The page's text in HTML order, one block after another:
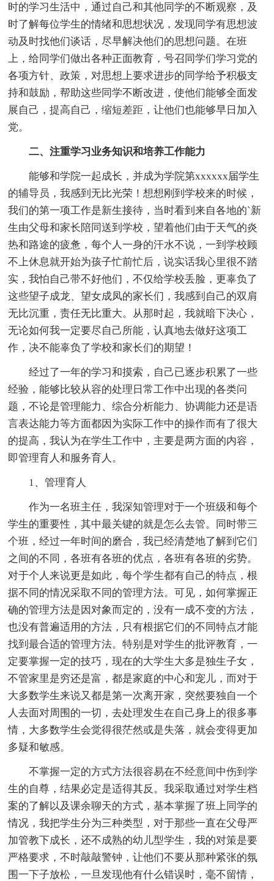
时的学习生活中，通过自己和其他同学的不断观察，及
时了解每位学生的情绪和思想状况，发现同学有思想波
动及时找他们谈话，尽早解决他们的思想问题。在班
上，给同学们做出各种正面教育，号召同学们学习党的
各项方针、政策，对思想上要求进步的同学给予积极支
持和鼓励，帮助这些同学不断改进，使他们能够全面发
展自己，提高自己，缩短差距，让他们也能够早日加入
党。
二、注重学习业务知识和培养工作能力
能够和学院一起成长，并成为学院第xxxxxx届学生
的辅导员，我感到无比光荣！想想刚到学校来的时候，
我们的第一项工作是新生接待，当时看到来自各地的`新
生由父母和家长陪同送到学校，望着他们由于天气的炎
热和路途的疲惫，每个人一身的汗水不说，一到学校顾
不上休息就开始为孩子忙前忙后，说实话我心里很不踏
实，我怕自己带不好他们，不仅给学校丢脸，更辜负了
这些望子成龙、望女成凤的家长们，我感到自己的双肩
无比沉重，责任无比重大。从那时起，我就暗下决心，
无论如何我一定要尽自己所能，认真地去做好这项工
作，决不能辜负了学校和家长们的期望！
经过了一年的学习和摸索，自己已逐步积累了一些
经验，能够比较从容的处理日常工作中出现的各类问
题，不论是管理能力、综合分析能力、协调能力还是语
言表达能力等方面都因为实际工作中的操作而有了很大
的提高，我认为在学生工作中，主要是两方面的内容，
即管理育人和服务育人。
1、管理育人
作为一名班主任，我深知管理对于一个班级和每个
学生的重要性，其中最关键的就是怎么去管。同时带三
个班，经过一年时间的磨合，我已经清楚地了解到它们
之间的不同，各班有各班的优点，各班有各班的劣势。
对于个人来说更是如此，每个学生都有自己的特点，根
据不同的情况采取不同的管理方法。可见，如何掌握正
确的管理方法是因对象而定的，没有一成不变的方法，
也没有普遍适用的方法，只有根据它们的不同特点才能
找到最合适的管理方法。特别是对学生的批评教育，一
定要掌握一定的技巧，现在的大学生大多是独生子女，
不管家里是穷还是富，都是家庭的中心和宠儿，而对于
大多数学生来说又都是第一次离开家，突然要独自一个
人去面对周围的一切，去处理发生在自己身上的很多事
情，大多数学生会觉得很茫然或是失落，就会变得更加
多疑和敏感。
不掌握一定的方式方法很容易在不经意间中伤到学
生的自尊，结果必定是适得其反。我采取通过对学生档
案的了解以及课余聊天的方式，基本掌握了班上同学的
情况，我把学生分为三种类型，对于那些一直在父母严
加管教下成长，还不成熟的幼儿型学生，我的对策是要
严格要求，不时敲敲警钟，让他们不要从那种紧张的氛
围一下子放松，一旦发现他有什么错误时，毫不留情，